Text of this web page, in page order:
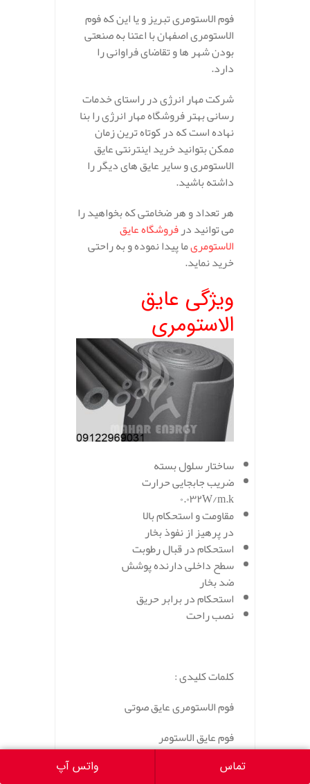
فوم الاستومری تبریز و یا این که فوم
الاستومری اصفهان با اعتنا به صنعتی
بودن شهر ها و تقاضای فراوانی را
دارد.
شرکت مهار انرژی در راستای خدمات
رسانی بهتر فروشگاه مهار انرژی را بنا
نهاده است که در کوتاه ترین زمان
ممکن بتوانید خرید اینترنتی عایق
الاستومری و سایر عایق های دیگر را
داشته باشید.
هر تعداد و هر ضخامتی که بخواهید را
می توانید درفروشگاه عایق
الاستومریما پیدا نموده و به راحتی
خرید نماید.
ویژگی عایق
الاستومری
ساختار سلول بسته
ضریب جابجایی حرارت
۰.۰۳۲W/m.k
مقاومت و استحکام بالا
در پرهیز از نفوذ بخار
استحکام در قبال رطوبت
سطح داخلی دارنده پوشش
ضد بخار
استحکام در برابر حریق
نصب راحت
کلمات کلیدی :
فوم الاستومری عایق صوتی
فوم عایق الاستومر
قیمت
تماس واتس آپ